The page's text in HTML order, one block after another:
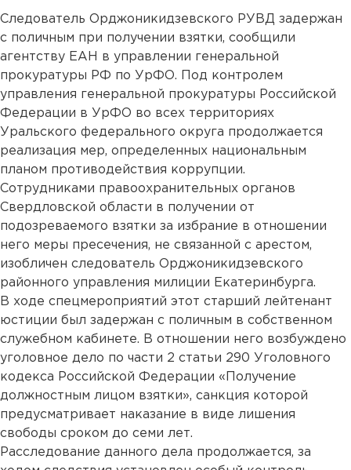
Следователь Орджоникидзевского РУВД задержан
с поличным при получении взятки, сообщили
агентству ЕАН в управлении генеральной
прокуратуры РФ по УрФО. Под контролем
управления генеральной прокуратуры Российской
Федерации в УрФО во всех территориях
Уральского федерального округа продолжается
реализация мер, определенных национальным
планом противодействия коррупции.
Сотрудниками правоохранительных органов
Свердловской области в получении от
подозреваемого взятки за избрание в отношении
него меры пресечения, не связанной с арестом,
изобличен следователь Орджоникидзевского
районного управления милиции Екатеринбурга.
В ходе спецмероприятий этот старший лейтенант
юстиции был задержан с поличным в собственном
служебном кабинете. В отношении него возбуждено
уголовное дело по части 2 статьи 290 Уголовного
кодекса Российской Федерации «Получение
должностным лицом взятки», санкция которой
предусматривает наказание в виде лишения
свободы сроком до семи лет.
Расследование данного дела продолжается, за